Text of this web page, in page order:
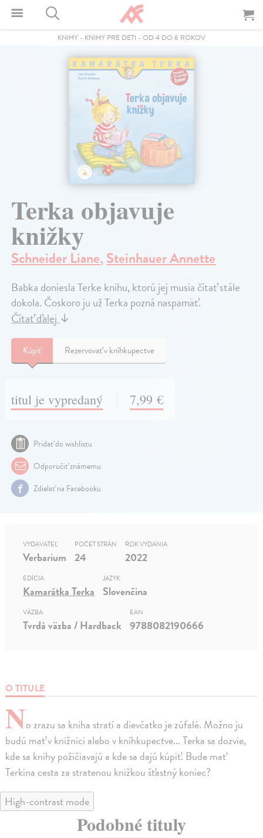
KNIHY - KNIHY PRE DETI - OD 4 DO 6 ROKOV
Terka objavuje
knižky
Schneider Liane,Steinhauer Annette
Babka doniesla Terke knihu, ktorú jej musia čítať stále
dokola. Čoskoro ju už Terka pozná naspamäť.
Čítať ďalej ↓
Kúpiť Rezervovať v kníhkupectve
titul je vypredaný 7,99 €
Pridať do wishlistu
Odporučiť známemu
Zdielať na Facebooku
O TITULE
No zrazu sa kniha stratí a dievčatko je zúfalé. Možno ju
budú mať v knižnici alebo v kníhkupectve... Terka sa dozvie,
kde sa knihy požičiavajú a kde sa dajú kúpiť. Bude mať
Terkina cesta za stratenou knižkou šťastný koniec?
VYDAVATEĽ
Verbarium
POČET STRÁN
24
ROK VYDANIA
2022
EDÍCIA
Kamarátka Terka
JAZYK
Slovenčina
VÄZBA
Tvrdá väzba / Hardback
EAN
9788082190666
High-contrast mode
Podobné tituly